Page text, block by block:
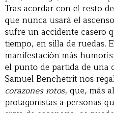
Tras acordar con el resto
que nunca usará el
sufre un accidente casero
tiempo, en silla de ruedas.
manifestación más
el punto de partida de una
Samuel Benchetrit nos
corazones rotos, que, más
protagonistas a personas